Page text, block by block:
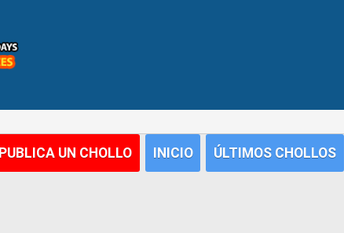
PUBLICA UN CHOLLO INICIO ÚLTIMOS CHOLLOS